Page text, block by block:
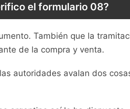
el formulario 08?
También que la
de la compra y venta.
autoridades avalan dos